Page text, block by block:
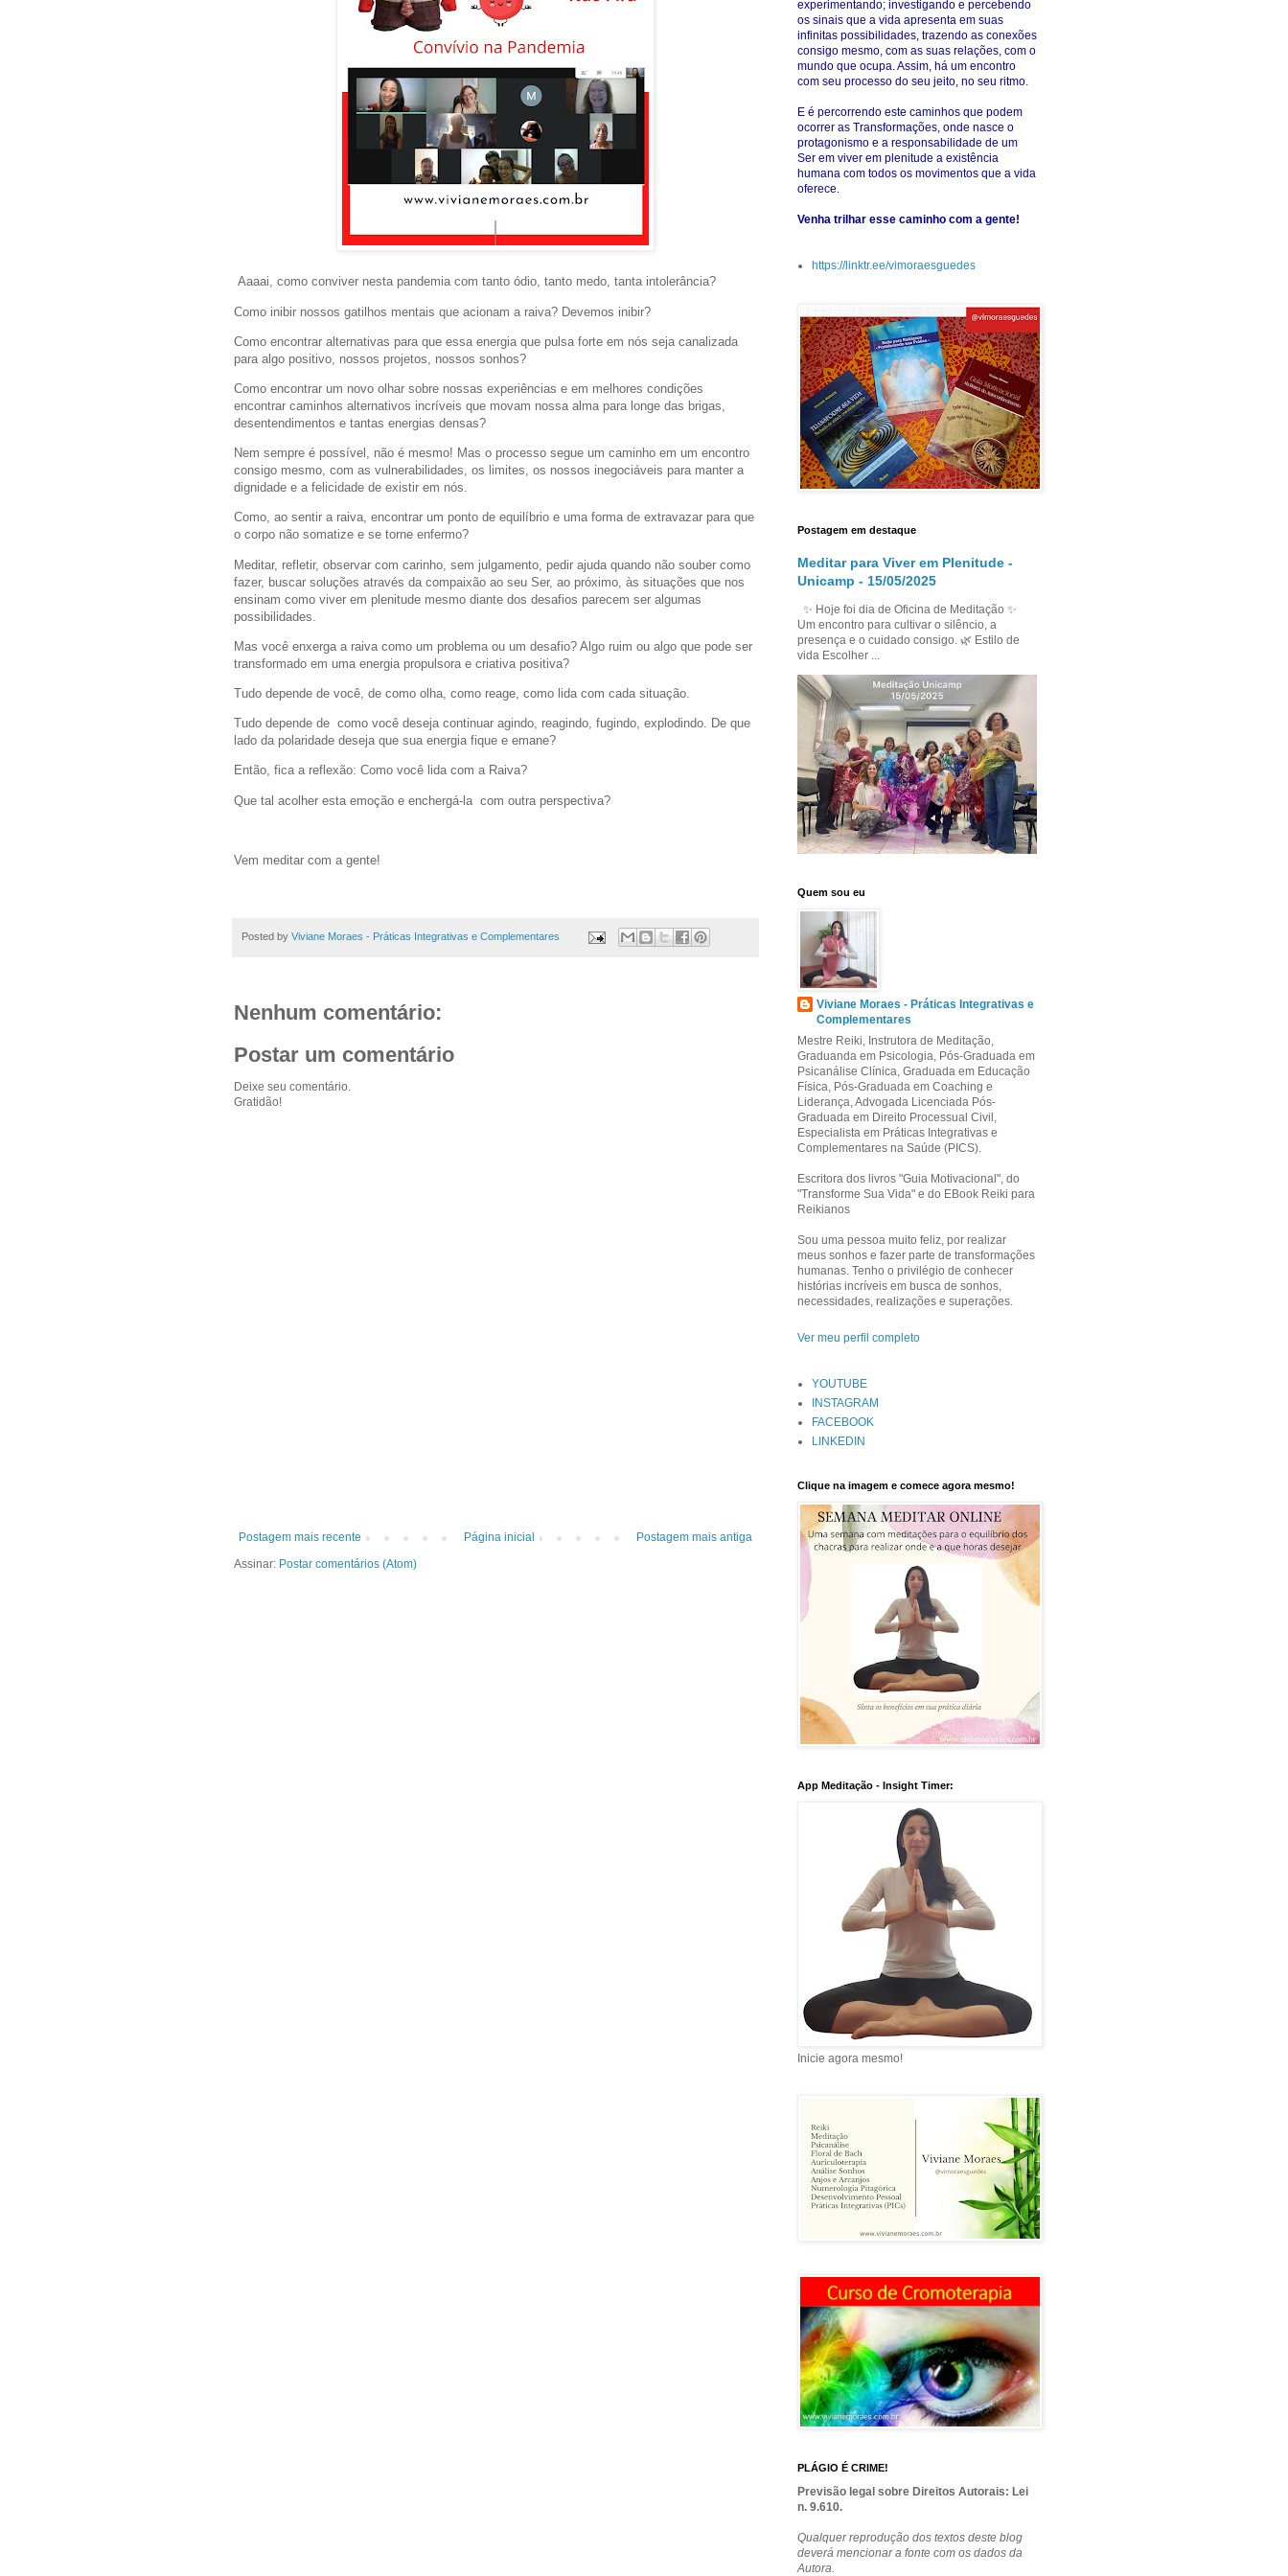
Aaaai, como conviver nesta pandemia com tanto ódio, tanto medo, tanta intolerância?
Como inibir nossos gatilhos mentais que acionam a raiva? Devemos inibir?
Como encontrar alternativas para que essa energia que pulsa forte em nós seja canalizada
para algo positivo, nossos projetos, nossos sonhos?
Como encontrar um novo olhar sobre nossas experiências e em melhores condições
encontrar caminhos alternativos incríveis que movam nossa alma para longe das brigas,
desentendimentos e tantas energias densas?
Nem sempre é possível, não é mesmo! Mas o processo segue um caminho em um encontro
consigo mesmo, com as vulnerabilidades, os limites, os nossos inegociáveis para manter a
dignidade e a felicidade de existir em nós.
Como, ao sentir a raiva, encontrar um ponto de equilíbrio e uma forma de extravazar para que
o corpo não somatize e se torne enfermo?
Meditar, refletir, observar com carinho, sem julgamento, pedir ajuda quando não souber como
fazer, buscar soluções através da compaixão ao seu Ser, ao próximo, às situações que nos
ensinam como viver em plenitude mesmo diante dos desafios parecem ser algumas
possibilidades.
Mas você enxerga a raiva como um problema ou um desafio? Algo ruim ou algo que pode ser
transformado em uma energia propulsora e criativa positiva?
Tudo depende de você, de como olha, como reage, como lida com cada situação.
Tudo depende de como você deseja continuar agindo, reagindo, fugindo, explodindo. De que
lado da polaridade deseja que sua energia fique e emane?
Então, fica a reflexão: Como você lida com a Raiva?
Que tal acolher esta emoção e enchergá-la com outra perspectiva?
Vem meditar com a gente!
Posted by Viviane Moraes - Práticas Integrativas e Complementares
Nenhum comentário:
Postar um comentário
Deixe seu comentário.
Gratidão!
Postagem mais recente Postagem mais antiga
Página inicial
Assinar: Postar comentários (Atom)
experimentando; investigando e percebendo
os sinais que a vida apresenta em suas
infinitas possibilidades, trazendo as conexões
consigo mesmo, com as suas relações, com o
mundo que ocupa. Assim, há um encontro
com seu processo do seu jeito, no seu ritmo.
E é percorrendo este caminhos que podem
ocorrer as Transformações, onde nasce o
protagonismo e a responsabilidade de um
Ser em viver em plenitude a existência
humana com todos os movimentos que a vida
oferece.
Venha trilhar esse caminho com a gente!
https://linktr.ee/vimoraesguedes
Postagem em destaque
Meditar para Viver em Plenitude -
Unicamp - 15/05/2025
✨ Hoje foi dia de Oficina de Meditação ✨
Um encontro para cultivar o silêncio, a
presença e o cuidado consigo. 🌿 Estilo de
vida Escolher ...
Quem sou eu
Viviane Moraes - Práticas Integrativas e
Complementares
Mestre Reiki, Instrutora de Meditação,
Graduanda em Psicologia, Pós-Graduada em
Psicanálise Clínica, Graduada em Educação
Física, Pós-Graduada em Coaching e
Liderança, Advogada Licenciada Pós-
Graduada em Direito Processual Civil,
Especialista em Práticas Integrativas e
Complementares na Saúde (PICS).
Escritora dos livros "Guia Motivacional", do
"Transforme Sua Vida" e do EBook Reiki para
Reikianos
Sou uma pessoa muito feliz, por realizar
meus sonhos e fazer parte de transformações
humanas. Tenho o privilégio de conhecer
histórias incríveis em busca de sonhos,
necessidades, realizações e superações.
Ver meu perfil completo
YOUTUBE
INSTAGRAM
FACEBOOK
LINKEDIN
Clique na imagem e comece agora mesmo!
App Meditação - Insight Timer:
Inicie agora mesmo!
PLÁGIO É CRIME!
Previsão legal sobre Direitos Autorais: Lei
n. 9.610.
Qualquer reprodução dos textos deste blog
deverá mencionar a fonte com os dados da
Autora.